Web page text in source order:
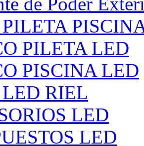
PILETA LED
PISCINA LED
RIEL
LED
LED